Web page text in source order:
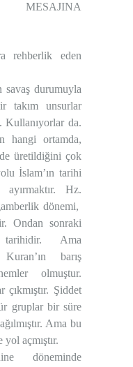
MESAJINA
rehberlik eden
durumuyla
takım unsurlar
Kullanıyorlar da.
hangi ortamda,
üretildiğini çok
İslam’ın tarihi
Hz.
dönemi,
Ondan sonraki
tarihidir. Ama
barış
olmuştur.
Şiddet
gruplar bir süre
Ama bu
açmıştır.
döneminde